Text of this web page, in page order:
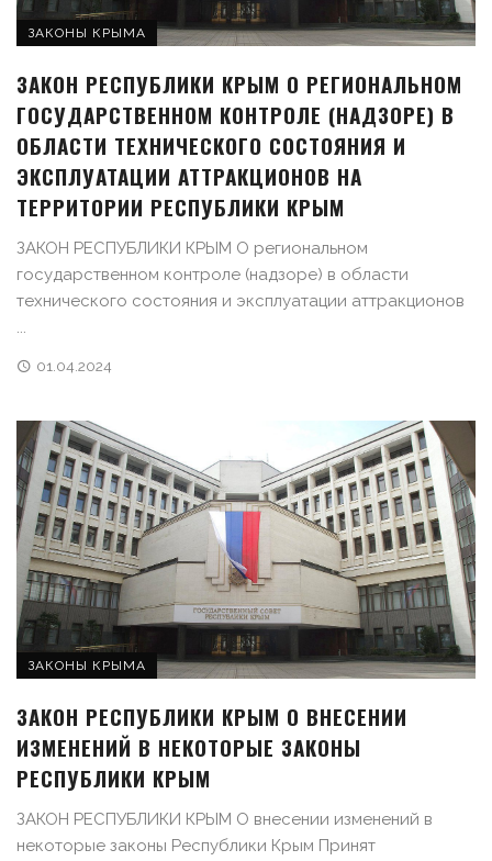
ЗАКОНЫ КРЫМА
ЗАКОН РЕСПУБЛИКИ КРЫМ О РЕГИОНАЛЬНОМ
ГОСУДАРСТВЕННОМ КОНТРОЛЕ (НАДЗОРЕ) В
ОБЛАСТИ ТЕХНИЧЕСКОГО СОСТОЯНИЯ И
ЭКСПЛУАТАЦИИ АТТРАКЦИОНОВ НА
ТЕРРИТОРИИ РЕСПУБЛИКИ КРЫМ
ЗАКОН РЕСПУБЛИКИ КРЫМ О региональном
государственном контроле (надзоре) в области
технического состояния и эксплуатации аттракционов
...
01.04.2024
ЗАКОНЫ КРЫМА
ЗАКОН РЕСПУБЛИКИ КРЫМ О ВНЕСЕНИИ
ИЗМЕНЕНИЙ В НЕКОТОРЫЕ ЗАКОНЫ
РЕСПУБЛИКИ КРЫМ
ЗАКОН РЕСПУБЛИКИ КРЫМ О внесении изменений в
некоторые законы Республики Крым Принят